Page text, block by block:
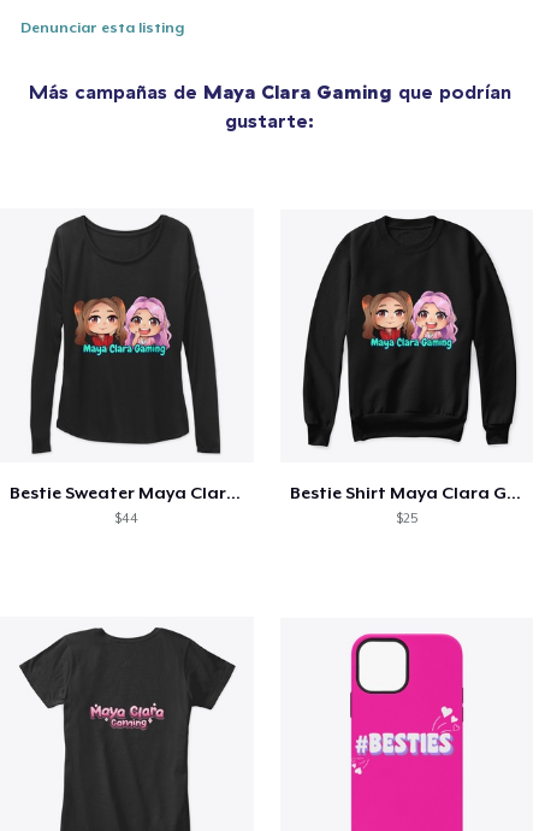
Denunciar esta listing
Más campañas de Maya Clara Gaming que podrían
gustarte:
Bestie Sweater Maya Clara Gaming Merch
$44
Bestie Shirt Maya Clara Gaming Merch
$25